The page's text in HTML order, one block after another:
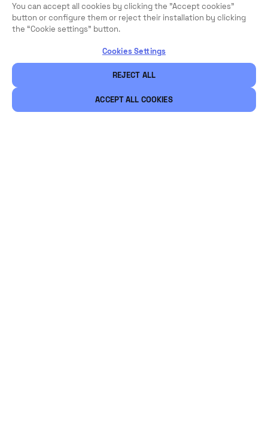
You can accept all cookies by clicking the "Accept cookies"
button or configure them or reject their installation by clicking
the “Cookie settings” button.
Cookies Settings
REJECT ALL
ACCEPT ALL COOKIES